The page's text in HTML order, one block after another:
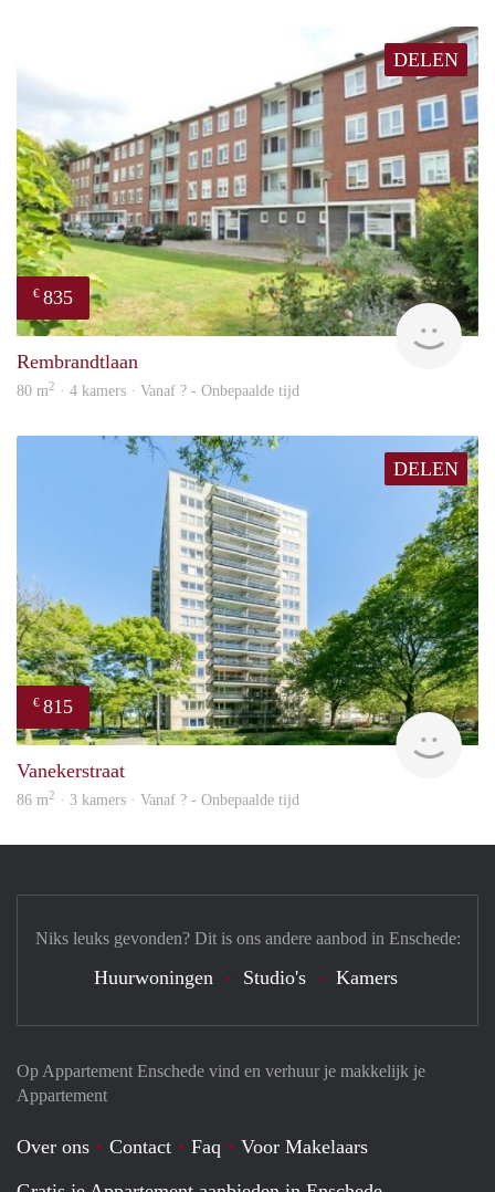
DELEN
€ 835
Rembrandtlaan
80 m2 · 4 kamers · Vanaf ? - Onbepaalde tijd
DELEN
€ 815
Vanekerstraat
86 m2 · 3 kamers · Vanaf ? - Onbepaalde tijd
Op Appartement Enschede vind en verhuur je makkelijk je
Appartement
Over ons Contact Faq
Voor Makelaars
Niks leuks gevonden? Dit is ons andere aanbod in Enschede:
Huurwoningen Studio's Kamers